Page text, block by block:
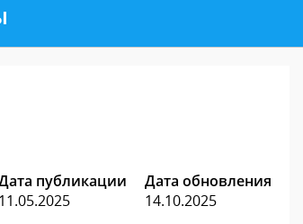
публикации
11.05.2025
Дата обновления
14.10.2025